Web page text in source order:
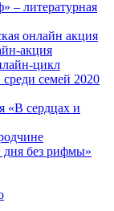
– литературная
онлайн акция
акция
цикл
среди семей 2020
«В сердцах и
дня без рифмы»